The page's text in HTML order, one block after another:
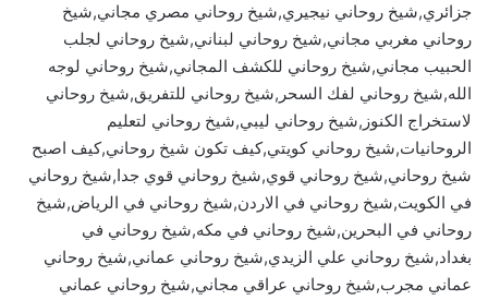
جزائري,شيخ روحاني نيجيري,شيخ روحاني مصري مجاني,شيخ
روحاني مغربي مجاني,شيخ روحاني لبناني,شيخ روحاني لجلب
الحبيب مجاني,شيخ روحاني للكشف المجاني,شيخ روحاني لوجه
الله,شيخ روحاني لفك السحر,شيخ روحاني للتفريق,شيخ روحاني
لاستخراج الكنوز,شيخ روحاني ليبي,شيخ روحاني لتعليم
الروحانيات,شيخ روحاني كويتي,كيف تكون شيخ روحاني,كيف اصبح
شيخ روحاني,شيخ روحاني قوي,شيخ روحاني قوي جدا,شيخ روحاني
في الكويت,شيخ روحاني في الاردن,شيخ روحاني في الرياض,شيخ
روحاني في البحرين,شيخ روحاني في مكه,شيخ روحاني في
بغداد,شيخ روحاني علي الزيدي,شيخ روحاني عماني,شيخ روحاني
عماني مجرب,شيخ روحاني عراقي مجاني,شيخ روحاني عماني